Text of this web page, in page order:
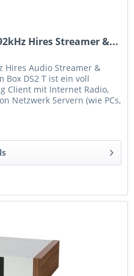
Hires Streamer &...
Hires Audio Streamer &
DS2 T ist ein voll
Client mit Internet Radio,
Netzwerk Servern (wie PCs,